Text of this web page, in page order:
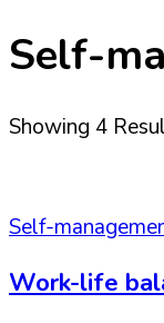
Self-
Showing 4
Self-
Work-life